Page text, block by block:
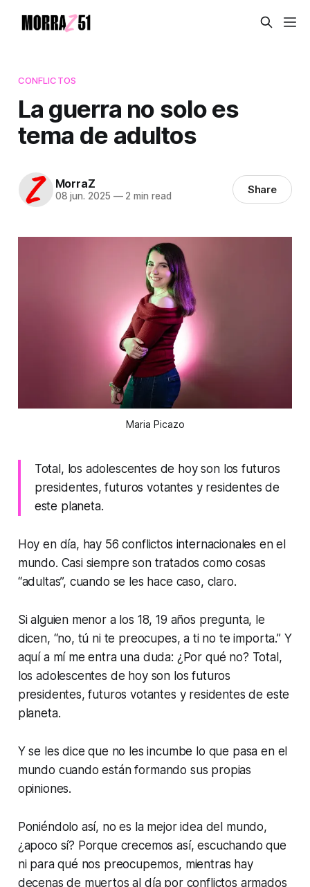
CONFLICTOS
La guerra no solo es
tema de adultos
MorraZ
08 jun. 2025 —2 min read Share
Maria Picazo
Total, los adolescentes de hoy son los futuros
presidentes, futuros votantes y residentes de
este planeta.
Hoy en día, hay 56 conflictos internacionales en el
mundo. Casi siempre son tratados como cosas
“adultas”, cuando se les hace caso, claro.
Si alguien menor a los 18, 19 años pregunta, le
dicen, “no, tú ni te preocupes, a ti no te importa.” Y
aquí a mí me entra una duda: ¿Por qué no? Total,
los adolescentes de hoy son los futuros
presidentes, futuros votantes y residentes de este
planeta.
Y se les dice que no les incumbe lo que pasa en el
mundo cuando están formando sus propias
opiniones.
Poniéndolo así, no es la mejor idea del mundo,
¿apoco sí? Porque crecemos así, escuchando que
ni para qué nos preocupemos, mientras hay
decenas de muertos al día por conflictos armados